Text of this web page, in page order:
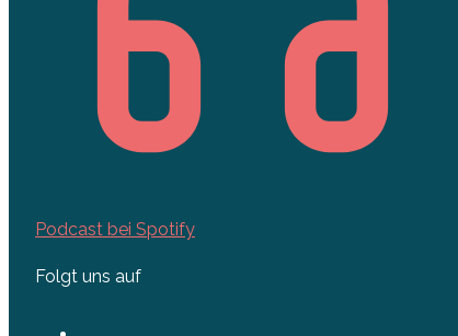
Podcast bei Spotify
Folgt uns auf